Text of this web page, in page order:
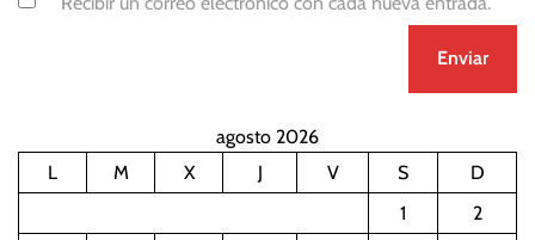
o
ó
agosto 2026
L
M X J V S
D
1
2